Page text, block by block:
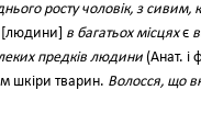
росту чоловік, з
в багатьох місцяхє
предків людини (Анат. і
шкіри тварин. Волосся, що